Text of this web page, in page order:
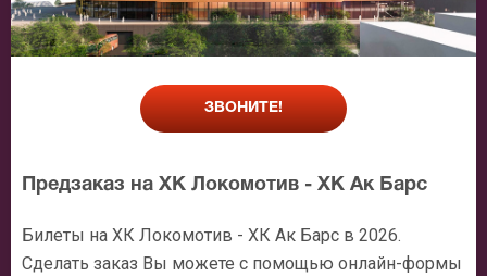
ЗВОНИТЕ!
Предзаказ на ХК Локомотив - ХК Ак Барс
Билеты на ХК Локомотив - ХК Ак Барс в 2026.
Сделать заказ Вы можете с помощью онлайн-формы